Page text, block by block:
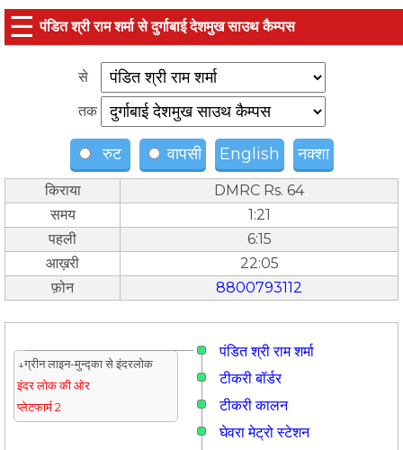
☰ पंडित श्री राम शर्मा से दुर्गाबाई देशमुख साउथ कैम्पस
से
तक
रुट वापसी English नक्शा
किराया
DMRC Rs. 64
समय
1:21
पहली
6:15
आख़री
22:05
फ़ोन
8800793112
पंडित श्री राम शर्मा
↓ग्रीन लाइन-मुन्द्का से इंदरलोक
इंदर लोक की ओर
प्लेटफार्म 2
टीकरी बॉर्डर
टीकरी कालन
घेवरा मेट्रो स्टेशन